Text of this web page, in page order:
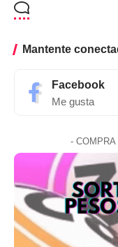
Mantente
Facebook
Me gusta
- COMPRA